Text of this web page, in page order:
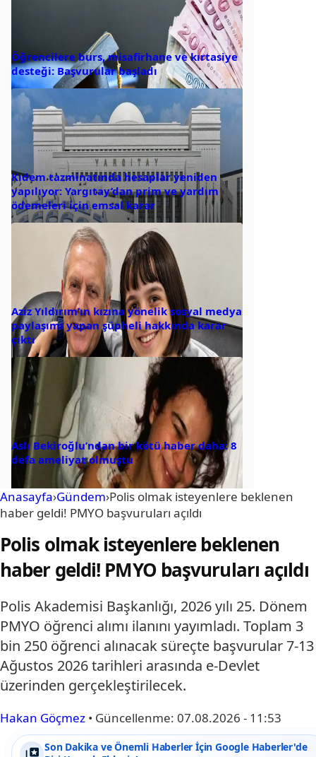
Öğrencilere burs, misafirhane ve kırtasiye
desteği: Başvurular başladı
Kıdem tazminatında hesaplar yeniden
yapılıyor: Yargıtay’dan prim ve yardım
ödemeleri için emsal karar
Aziz Yıldırım’ın kızına yönelik sosyal medya
paylaşımı yapan şüpheli hakkında karar
çıktı
Aslı Bekiroğlu’ndan bir kötü haber daha: 8
defa ameliyat olmuştu
Anasayfa›Gündem›Polis olmak isteyenlere beklenen
haber geldi! PMYO başvuruları açıldı
Polis olmak isteyenlere beklenen
haber geldi! PMYO başvuruları açıldı
Polis Akademisi Başkanlığı, 2026 yılı 25. Dönem
PMYO öğrenci alımı ilanını yayımladı. Toplam 3
bin 250 öğrenci alınacak süreçte başvurular 7-13
Ağustos 2026 tarihleri arasında e-Devlet
üzerinden gerçekleştirilecek.
Hakan Göçmez • Güncellenme: 07.08.2026 - 11:53
Son Dakika ve Önemli Haberler İçin Google Haberler'de